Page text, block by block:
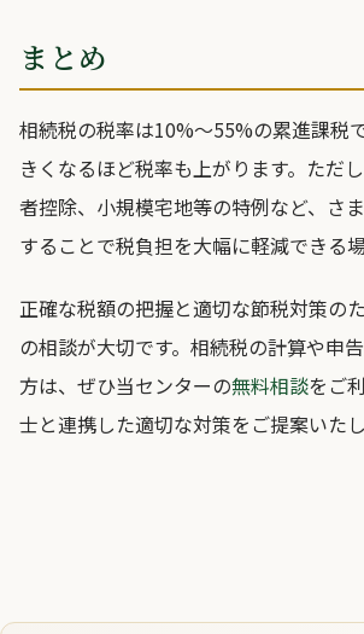
まとめ
相続税の税率は10%〜55%の累進課税
きくなるほど税率も上がります。ただ
者控除、小規模宅地等の特例など、さ
することで税負担を大幅に軽減できる
正確な税額の把握と適切な節税対策の
の相談が大切です。相続税の計算や申
方は、ぜひ当センターの無料相談をご
士と連携した適切な対策をご提案いたし